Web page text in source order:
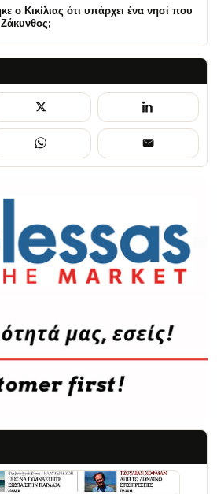
ο Κικίλιας ότι υπάρχει ένα νησί που
Ζάκυνθος;